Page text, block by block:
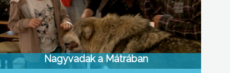
Nagyvadak a Mátrában